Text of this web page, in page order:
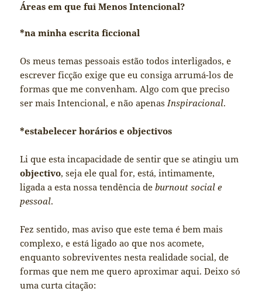
Áreas em que fui Menos Intencional?
*na minha escrita ficcional
Os meus temas pessoais estão todos interligados, e
escrever ficção exige que eu consiga arrumá-los de
formas que me convenham. Algo com que preciso
ser mais Intencional, e não apenasInspiracional.
*estabelecer horários e objectivos
Li que esta incapacidade de sentir que se atingiu um
objectivo, seja ele qual for, está, intimamente,
ligada a esta nossa tendência deburnout social e
pessoal.
Fez sentido, mas aviso que este tema é bem mais
complexo, e está ligado ao que nos acomete,
enquanto sobreviventes nesta realidade social, de
formas que nem me quero aproximar aqui. Deixo só
uma curta citação: